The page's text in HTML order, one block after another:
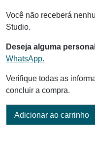
Você não receberá
Studio.
Deseja alguma
WhatsApp.
Verifique todas as
concluir a compra.
Adicionar ao carrinho